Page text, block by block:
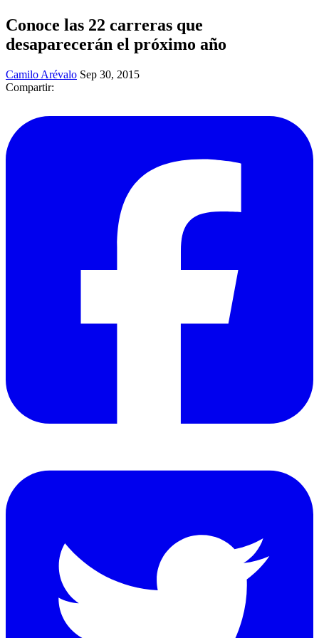
Conoce las 22 carreras que
desaparecerán el próximo año
Camilo Arévalo Sep 30, 2015
Compartir: